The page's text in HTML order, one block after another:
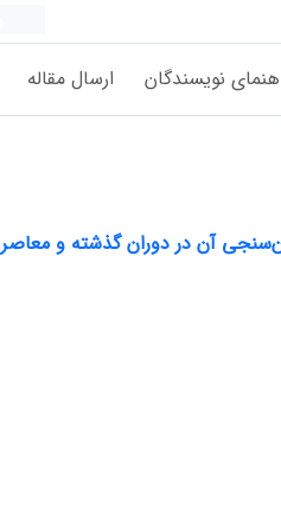
نویسندگان ارسال مقاله
آن در دوران گذشته و معاصر